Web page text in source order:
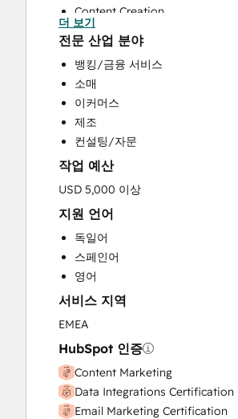
Content Creation
Conversational Marketing
CRM Implementation
CRM Migration
Custom API Integrations
Email Marketing
Full Inbound Marketing Services
Programmable Automation
Sales and Marketing Alignment
Search Engine Optimization
Video Production
Website Design
Website Development
Website Migration
더 보기
전문 산업 분야
뱅킹/금융 서비스
소매
이커머스
제조
컨설팅/자문
작업 예산
USD 5,000 이상
지원 언어
독일어
스페인어
영어
서비스 지역
EMEA
HubSpot 인증
Content Marketing
Data Integrations Certification
Email Marketing Certification